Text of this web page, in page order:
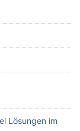
Lösungen im